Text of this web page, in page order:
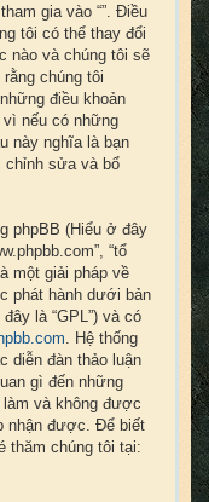
gia vào “”. Điều
tôi có thể thay đổi
nào và chúng tôi sẽ
chúng tôi
điều khoản
vì nếu có những
này nghĩa là bạn
sửa và bổ
phpBB (Hiểu ở đây
“tổ
một giải pháp về
phát hành dưới bản
đây là “GPL”) và có
. Hệ thống
diễn đàn thảo luận
gì đến những
và không được
nhận được. Để biết
thăm chúng tôi tại: